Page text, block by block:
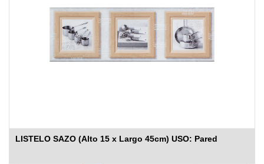
LISTELO SAZO (Alto 15 x Largo 45cm) USO: Pared